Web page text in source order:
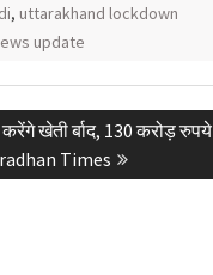
, uttarakhand lockdown
update
खेती र्बाद, 130 करोड़ रुपये
Times